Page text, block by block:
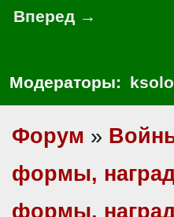
Вперед →
Модераторы:
Форум »
формы,
формы,